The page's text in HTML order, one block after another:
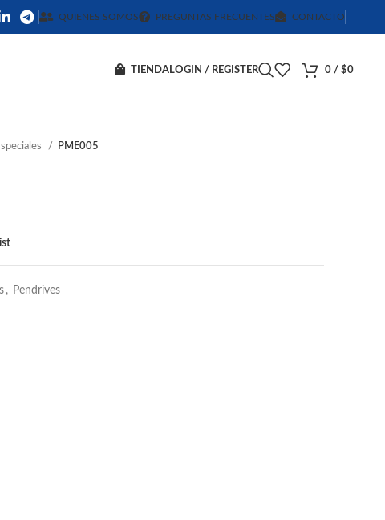
QUIENES SOMOS PREGUNTAS FRECUENTES CONTACTO
TIENDA LOGIN / REGISTER 0 / $0
PME005
, Pendrives